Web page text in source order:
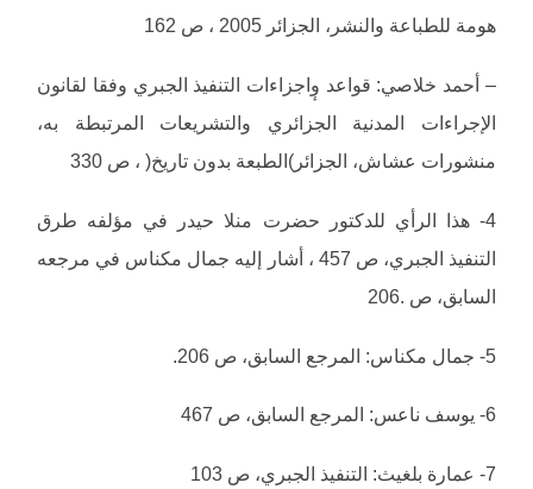
هومة للطباعة والنشر، الجزائر 2005 ، ص 162
– أحمد خلاصي: قواعد وٕاجزاءات التنفيذ الجبري وفقا لقانون
الإجراءات المدنية الجزائري والتشريعات المرتبطة به،
منشورات عشاش، الجزائر)الطبعة بدون تاريخ( ، ص 330
4- هذا الرأي للدكتور حضرت منلا حيدر في مؤلفه طرق
التنفيذ الجبري، ص 457 ، أشار إليه جمال مكناس في مرجعه
السابق، ص .206
5- جمال مكناس: المرجع السابق، ص 206.
6- يوسف ناعس: المرجع السابق، ص 467
7- عمارة بلغيث: التنفيذ الجبري، ص 103